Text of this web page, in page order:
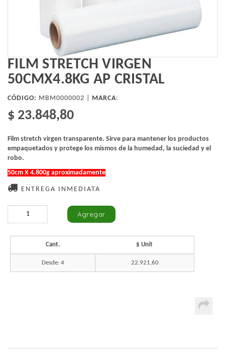
FILM STRETCH VIRGEN
50CMX4.8KG AP CRISTAL
CÓDIGO: MBM0000002 | MARCA:
$ 23.848,80
Film stretch virgen transparente. Sirve para mantener los productos
empaquetados y protege los mismos de la humedad, la suciedad y el
robo.
50cm X 4.800g aproximadamente
ENTREGA INMEDIATA
Cant. $ Unit
Desde: 4 22.921,60